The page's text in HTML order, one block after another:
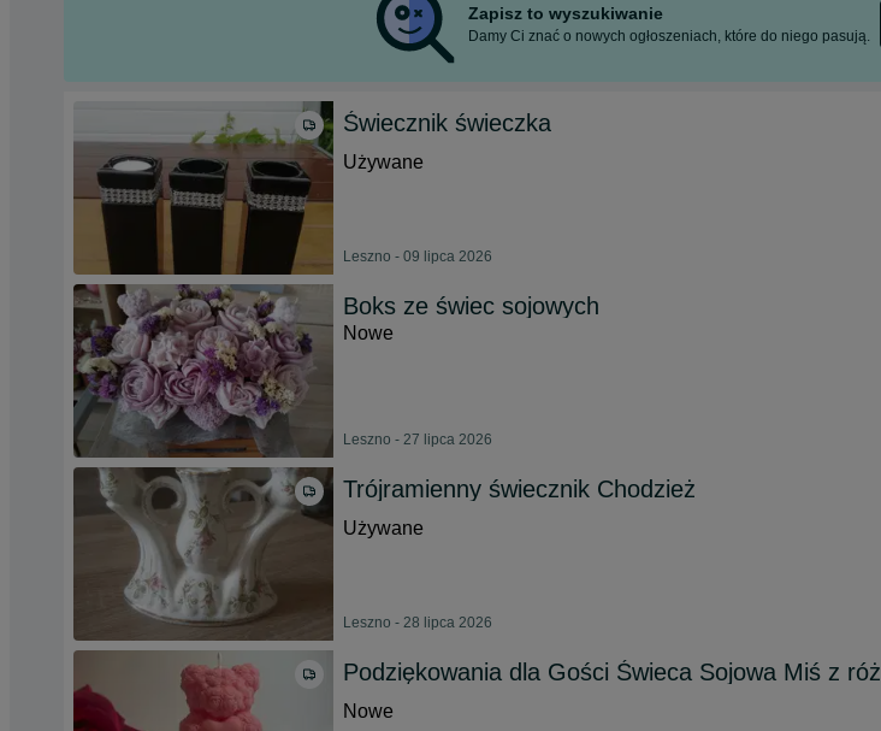
Zapisz to wyszukiwanie
Damy Ci znać o nowych ogłoszeniach, które do niego pasują.
Świecznik świeczka
Używane
Leszno - 09 lipca 2026
Boks ze świec sojowych
Nowe
Leszno - 27 lipca 2026
Trójramienny świecznik Chodzież
Używane
Leszno - 28 lipca 2026
Podziękowania dla Gości Świeca Sojowa Miś z róż
Nowe